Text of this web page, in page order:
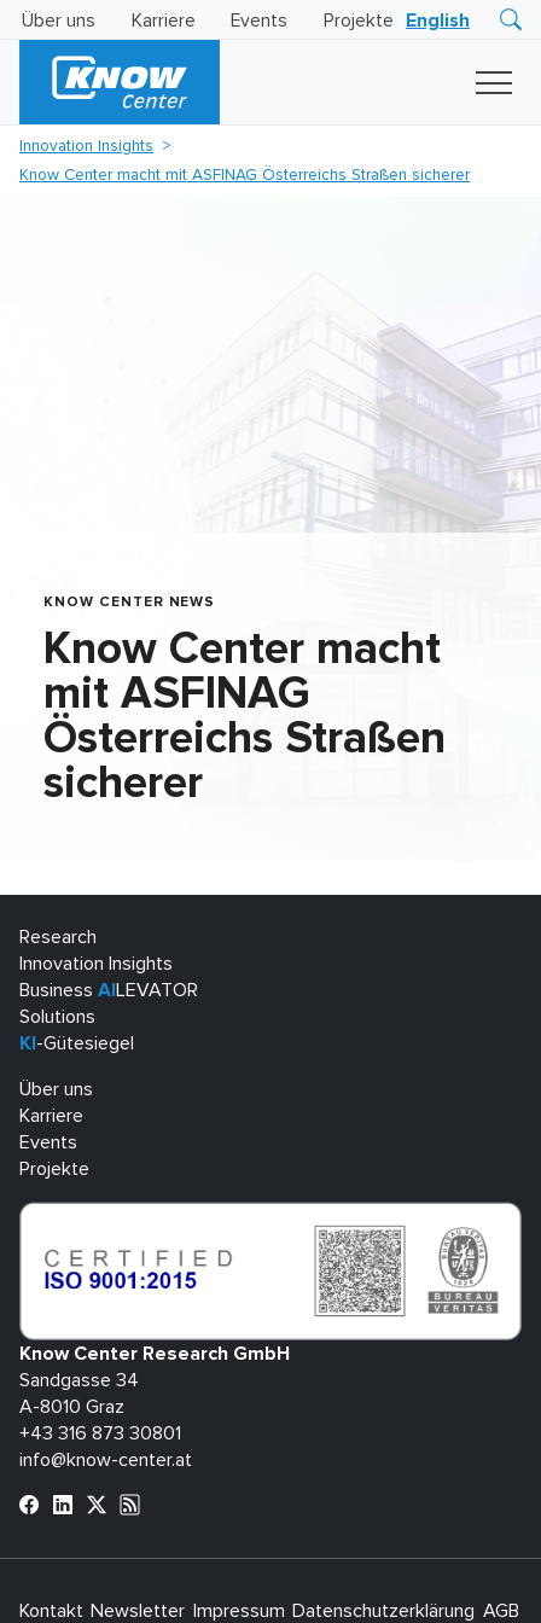
Über uns Karriere Events Projekte English
Business
Innovation Insights
Know Center macht mit ASFINAG Österreichs Straßen sicherer
KNOW CENTER NEWS
Know Center macht
mit ASFINAG
Österreichs Straßen
sicherer
Research
Innovation Insights
Business AI LEVATOR
Solutions
KI -Gütesiegel
Über uns
Karriere
Events
Projekte
Know Center Research GmbH
Sandgasse 34
A-8010 Graz
+43 316 873 30801
info@know-center.at
Kontakt Newsletter Impressum Datenschutzerklärung AGB